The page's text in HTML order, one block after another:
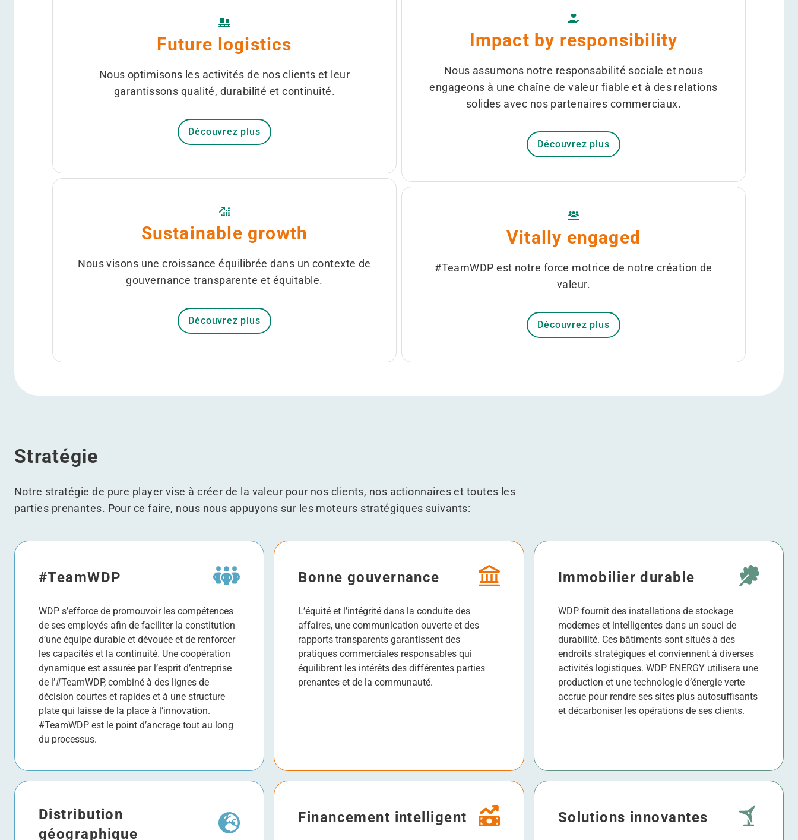
Future logistics
Nous optimisons les activités de nos clients et leur
garantissons qualité, durabilité et continuité.
Découvrez plus
Sustainable growth
Nous visons une croissance équilibrée dans un contexte de
gouvernance transparente et équitable.
Découvrez plus
Impact by responsibility
Nous assumons notre responsabilité sociale et nous
engageons à une chaîne de valeur fiable et à des relations
solides avec nos partenaires commerciaux.
Découvrez plus
Vitally engaged
#TeamWDP est notre force motrice de notre création de
valeur.
Découvrez plus
Stratégie
Notre stratégie de pure player vise à créer de la valeur pour nos clients, nos actionnaires et toutes les
parties prenantes. Pour ce faire, nous nous appuyons sur les moteurs stratégiques suivants:
#TeamWDP
WDP s’efforce de promouvoir les compétences
de ses employés afin de faciliter la constitution
d’une équipe durable et dévouée et de renforcer
les capacités et la continuité. Une coopération
dynamique est assurée par l’esprit d’entreprise
de l’#TeamWDP, combiné à des lignes de
décision courtes et rapides et à une structure
plate qui laisse de la place à l’innovation.
#TeamWDP est le point d’ancrage tout au long
du processus.
Bonne gouvernance
L’équité et l’intégrité dans la conduite des
affaires, une communication ouverte et des
rapports transparents garantissent des
pratiques commerciales responsables qui
équilibrent les intérêts des différentes parties
prenantes et de la communauté.
Immobilier durable
WDP fournit des installations de stockage
modernes et intelligentes dans un souci de
durabilité. Ces bâtiments sont situés à des
endroits stratégiques et conviennent à diverses
activités logistiques. WDP ENERGY utilisera une
production et une technologie d’énergie verte
accrue pour rendre ses sites plus autosuffisants
et décarboniser les opérations de ses clients.
Distribution
géographique
Financement intelligent Solutions innovantes